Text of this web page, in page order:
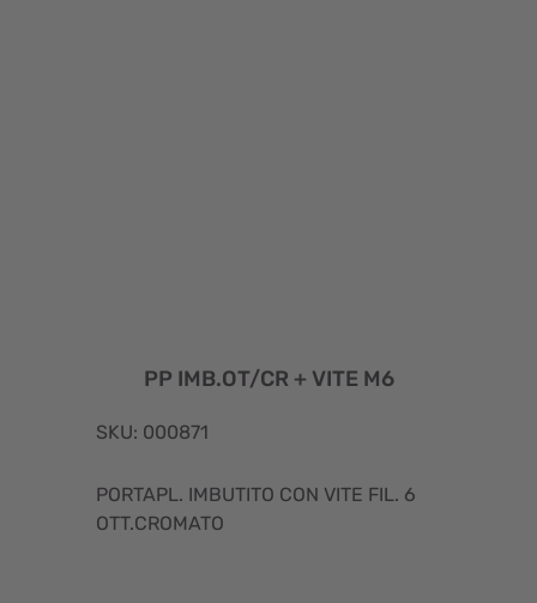
PP IMB.OT/CR + VITE M6
SKU: 000871
PORTAPL. IMBUTITO CON VITE FIL. 6
OTT.CROMATO